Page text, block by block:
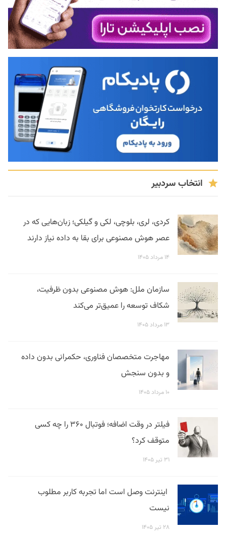
انتخاب سردبیر
کردی، لری، بلوچی، لکی و گیلکی؛ زبان‌هایی که در
عصر هوش مصنوعی برای بقا به داده نیاز دارند
۱۴ مرداد ۱۴۰۵
سازمان ملل: هوش مصنوعی بدون ظرفیت،
شکاف توسعه را عمیق‌تر می‌کند
۱۳ مرداد ۱۴۰۵
مهاجرت متخصصان فناوری، حکمرانی بدون داده
و بدون سنجش
۱۰ مرداد ۱۴۰۵
فیلتر در وقت اضافه؛ فوتبال ۳۶۰ را چه کسی
متوقف کرد؟
۳۱ تیر ۱۴۰۵
اینترنت وصل است اما تجربه کاربر مطلوب
نیست
۲۸ تیر ۱۴۰۵